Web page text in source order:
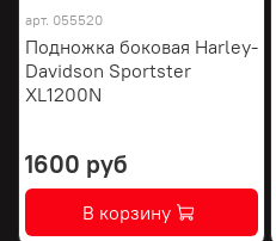
арт. 055520
Подножка боковая Harley-
Davidson Sportster
XL1200N
1600 руб
В корзину